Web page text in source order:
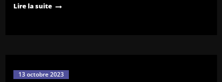
Lire la suite
13 octobre 2023